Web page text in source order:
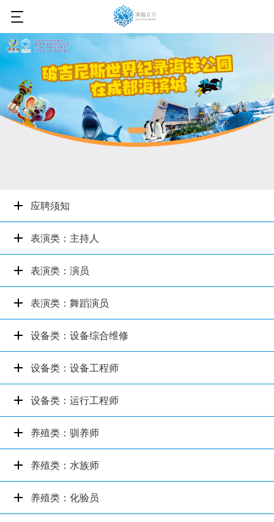
应聘须知
表演类：主持人
表演类：演员
表演类：舞蹈演员
设备类：设备综合维修
设备类：设备工程师
设备类：运行工程师
养殖类：驯养师
养殖类：水族师
养殖类：化验员